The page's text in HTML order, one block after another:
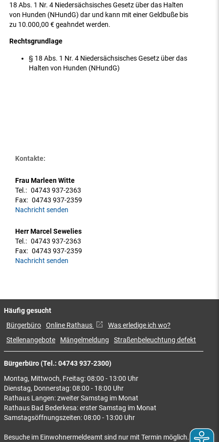
18 Abs. 1 Nr. 4 Niedersächsisches Gesetz über das Halten
von Hunden (NHundG) dar und kann mit einer Geldbuße bis
zu 10.000,00 € geahndet werden.
Rechtsgrundlage
§ 18 Abs. 1 Nr. 4 Niedersächsisches Gesetz über das
Halten von Hunden (NHundG)
Kontakte:
Frau Marleen Witte
Tel.: 04743 937-2363
Fax: 04743 937-2359
Nachricht senden
Herr Marcel Sewelies
Tel.: 04743 937-2363
Fax: 04743 937-2359
Nachricht senden
Bürgerbüro (Tel.: 04743 937-2300)
Montag, Mittwoch, Freitag: 08:00 - 13:00 Uhr
Dienstag, Donnerstag: 08:00 - 18:00 Uhr
Rathaus Langen: zweiter Samstag im Monat
Rathaus Bad Bederkesa: erster Samstag im Monat
Samstagsöffnungszeiten: 08:00 - 13:00 Uhr
Besuche im Einwohnermeldeamt sind nur mit Termin möglich.
Häufig gesucht
Bürgerbüro Online Rathaus
Was erledige ich wo?
Stellenangebote
Mängelmeldung Straßenbeleuchtung defekt